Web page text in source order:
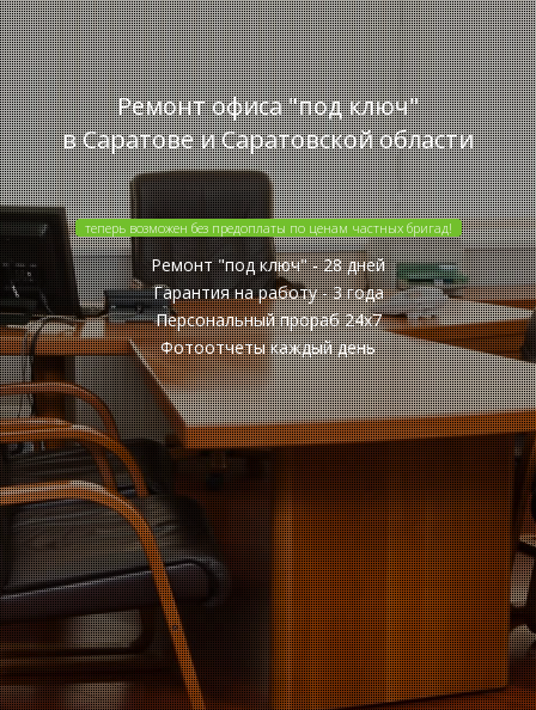
Ремонт офиса "под ключ"
в Саратове и Саратовской области
теперь возможен без предоплаты по ценам частных бригад!
Ремонт "под ключ" - 28 дней
Гарантия на работу - 3 года
Персональный прораб 24x7
Фотоотчеты каждый день